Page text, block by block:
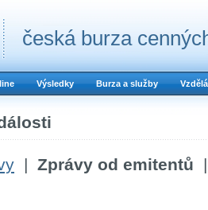
česká burza
Výsledky Burza a služby
| Zprávy od emitentů |